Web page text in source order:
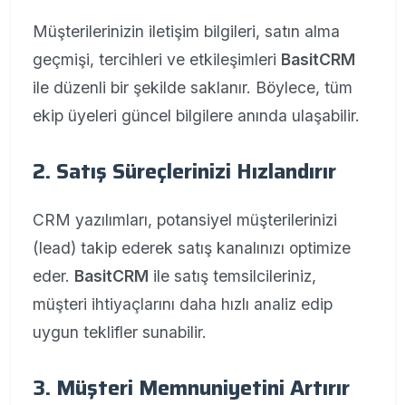
Müşterilerinizin iletişim bilgileri, satın alma
geçmişi, tercihleri ve etkileşimleri BasitCRM
ile düzenli bir şekilde saklanır. Böylece, tüm
ekip üyeleri güncel bilgilere anında ulaşabilir.
2. Satış Süreçlerinizi Hızlandırır
CRM yazılımları, potansiyel müşterilerinizi
(lead) takip ederek satış kanalınızı optimize
eder. BasitCRM ile satış temsilcileriniz,
müşteri ihtiyaçlarını daha hızlı analiz edip
uygun teklifler sunabilir.
3. Müşteri Memnuniyetini Artırır